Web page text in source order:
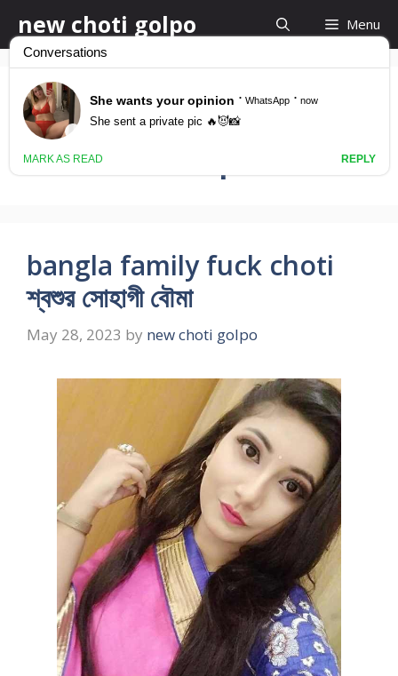
to
content
new choti golpo Menu
Sosurer Sathe
Chodar Golpo
bangla family fuck choti
শ্বশুর সোহাগী বৌমা
May 28, 2023 by new choti golpo